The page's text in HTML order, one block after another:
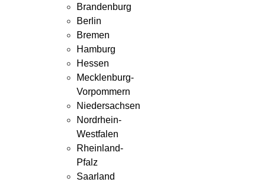
Brandenburg
Berlin
Bremen
Hamburg
Hessen
Mecklenburg-
Vorpommern
Niedersachsen
Nordrhein-
Westfalen
Rheinland-
Pfalz
Saarland